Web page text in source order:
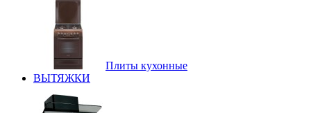
Плиты кухонные
ВЫТЯЖКИ